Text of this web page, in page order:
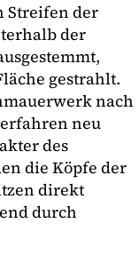
Streifen der
der
gestrahlt.
nach
neu
des
die Köpfe der
direkt
durch